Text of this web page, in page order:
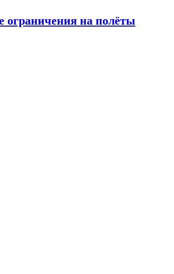
ограничения на полёты